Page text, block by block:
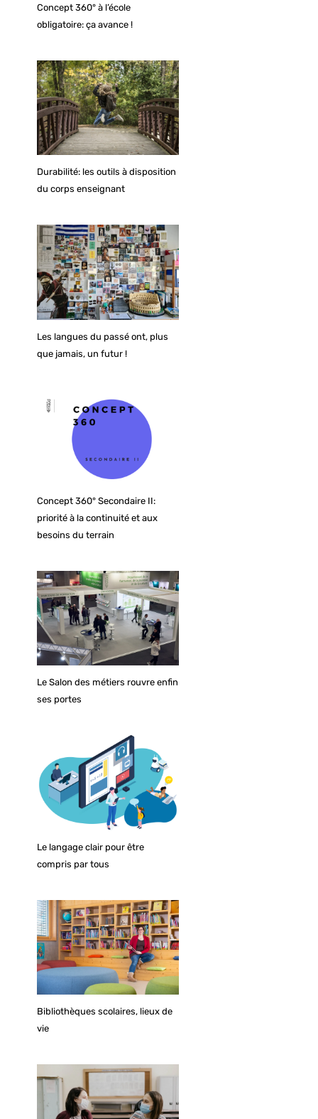
Concept 360° à l’école
obligatoire: ça avance !
Durabilité: les outils à disposition
du corps enseignant
Les langues du passé ont, plus
que jamais, un futur !
Concept 360° Secondaire II:
priorité à la continuité et aux
besoins du terrain
Le Salon des métiers rouvre enfin
ses portes
Le langage clair pour être
compris par tous
Bibliothèques scolaires, lieux de
vie